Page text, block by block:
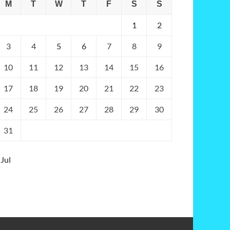
M T W T F S S
1 2
3 4 5 6 7 8 9
10 11 12 13 14 15 16
17 18 19 20 21 22 23
24 25 26 27 28 29 30
31